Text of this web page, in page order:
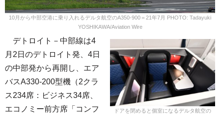
10月から中部空港に乗り入れるデルタ航空のA350-900＝21年7月 PHOTO: Tadayuki
YOSHIKAWA/Aviation Wire
ドアを閉めると個室になるデルタ航空の
デトロイト－中部線は4
月2日のデトロイト発、4日
の中部発から再開し、エア
バスA330-200型機（2クラ
ス234席：ビジネス34席、
エコノミー前方席「コンフ